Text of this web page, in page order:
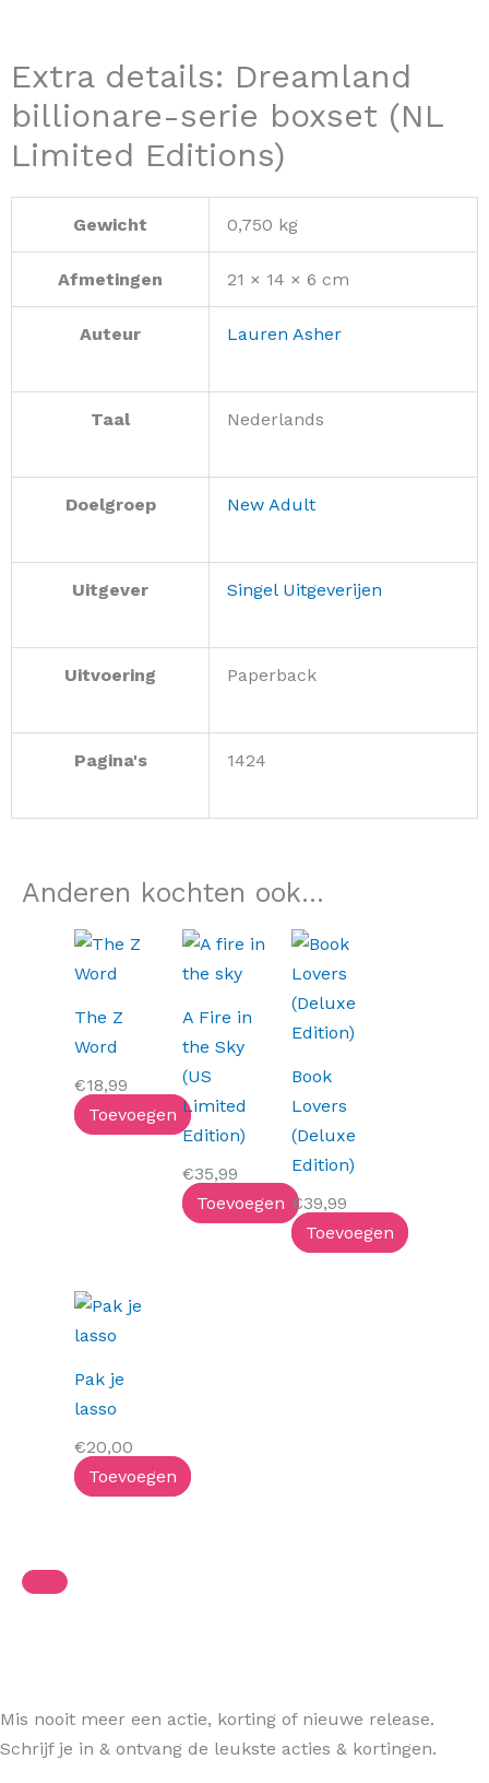
Extra details: Dreamland
billionare-serie boxset (NL
Limited Editions)
Gewicht 0,750 kg
Afmetingen 21 × 14 × 6 cm
Auteur Lauren Asher
Taal Nederlands
Doelgroep New Adult
Uitgever Singel Uitgeverijen
Uitvoering Paperback
Pagina's 1424
Anderen kochten ook...
The Z
Word
€18,99
Toevoegen
A Fire in
the Sky
(US
Limited
Edition)
€35,99
Toevoegen
Book
Lovers
(Deluxe
Edition)
€39,99
Toevoegen
Pak je
lasso
€20,00
Toevoegen
Mis nooit meer een actie, korting of nieuwe release.
Schrijf je in & ontvang de leukste acties & kortingen.